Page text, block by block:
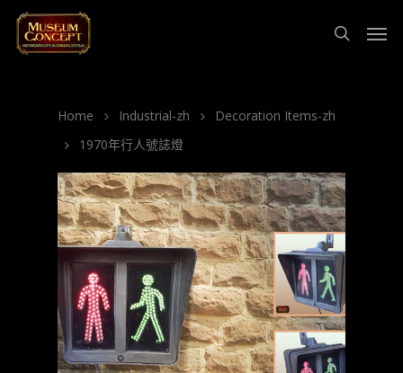
Home Industrial-zh
Decoration Items-zh
1970年行人號誌燈